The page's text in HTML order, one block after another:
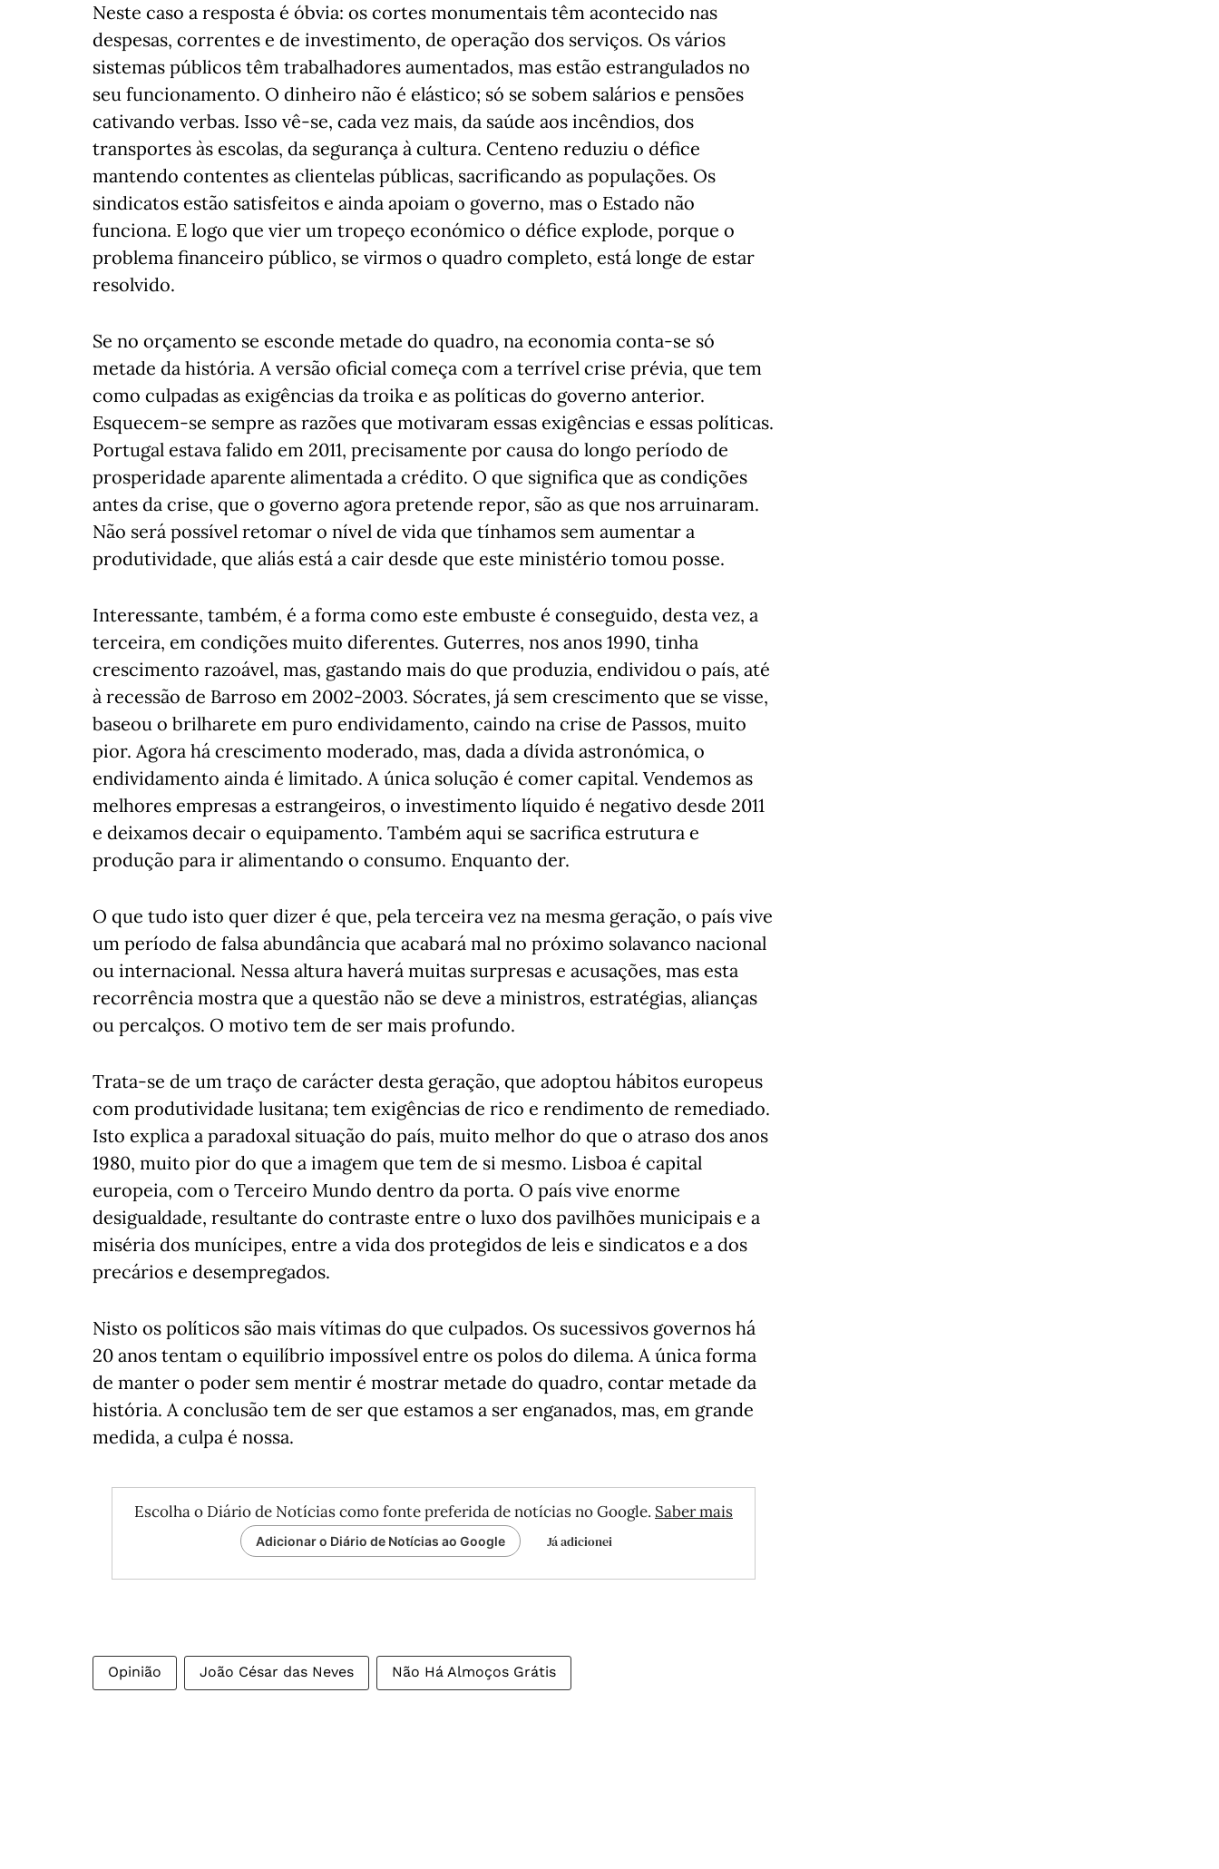
Neste caso a resposta é óbvia: os cortes monumentais têm acontecido nas
despesas, correntes e de investimento, de operação dos serviços. Os vários
sistemas públicos têm trabalhadores aumentados, mas estão estrangulados no
seu funcionamento. O dinheiro não é elástico; só se sobem salários e pensões
cativando verbas. Isso vê-se, cada vez mais, da saúde aos incêndios, dos
transportes às escolas, da segurança à cultura. Centeno reduziu o défice
mantendo contentes as clientelas públicas, sacrificando as populações. Os
sindicatos estão satisfeitos e ainda apoiam o governo, mas o Estado não
funciona. E logo que vier um tropeço económico o défice explode, porque o
problema financeiro público, se virmos o quadro completo, está longe de estar
resolvido.
Se no orçamento se esconde metade do quadro, na economia conta-se só
metade da história. A versão oficial começa com a terrível crise prévia, que tem
como culpadas as exigências da troika e as políticas do governo anterior.
Esquecem-se sempre as razões que motivaram essas exigências e essas políticas.
Portugal estava falido em 2011, precisamente por causa do longo período de
prosperidade aparente alimentada a crédito. O que significa que as condições
antes da crise, que o governo agora pretende repor, são as que nos arruinaram.
Não será possível retomar o nível de vida que tínhamos sem aumentar a
produtividade, que aliás está a cair desde que este ministério tomou posse.
Interessante, também, é a forma como este embuste é conseguido, desta vez, a
terceira, em condições muito diferentes. Guterres, nos anos 1990, tinha
crescimento razoável, mas, gastando mais do que produzia, endividou o país, até
à recessão de Barroso em 2002-2003. Sócrates, já sem crescimento que se visse,
baseou o brilharete em puro endividamento, caindo na crise de Passos, muito
pior. Agora há crescimento moderado, mas, dada a dívida astronómica, o
endividamento ainda é limitado. A única solução é comer capital. Vendemos as
melhores empresas a estrangeiros, o investimento líquido é negativo desde 2011
e deixamos decair o equipamento. Também aqui se sacrifica estrutura e
produção para ir alimentando o consumo. Enquanto der.
O que tudo isto quer dizer é que, pela terceira vez na mesma geração, o país vive
um período de falsa abundância que acabará mal no próximo solavanco nacional
ou internacional. Nessa altura haverá muitas surpresas e acusações, mas esta
recorrência mostra que a questão não se deve a ministros, estratégias, alianças
ou percalços. O motivo tem de ser mais profundo.
Trata-se de um traço de carácter desta geração, que adoptou hábitos europeus
com produtividade lusitana; tem exigências de rico e rendimento de remediado.
Isto explica a paradoxal situação do país, muito melhor do que o atraso dos anos
1980, muito pior do que a imagem que tem de si mesmo. Lisboa é capital
europeia, com o Terceiro Mundo dentro da porta. O país vive enorme
desigualdade, resultante do contraste entre o luxo dos pavilhões municipais e a
miséria dos munícipes, entre a vida dos protegidos de leis e sindicatos e a dos
precários e desempregados.
Nisto os políticos são mais vítimas do que culpados. Os sucessivos governos há
20 anos tentam o equilíbrio impossível entre os polos do dilema. A única forma
de manter o poder sem mentir é mostrar metade do quadro, contar metade da
história. A conclusão tem de ser que estamos a ser enganados, mas, em grande
medida, a culpa é nossa.
Escolha o Diário de Notícias como fonte preferida de notícias no Google. Saber mais
Adicionar o Diário de Notícias ao Google Já adicionei
Opinião João César das Neves Não Há Almoços Grátis